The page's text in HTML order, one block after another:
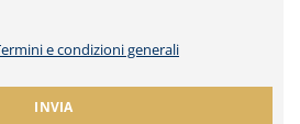
e condizioni generali
INVIA